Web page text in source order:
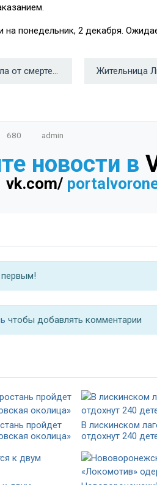
понедельник, 2 декабря.
← В Лисках мать 2 детей умерла от смертельных травм в больнице
680 admin
новости в
vk.com/
чтобы добавлять комментарии
пройдет
околица»
В лискинском
отдохнут 240